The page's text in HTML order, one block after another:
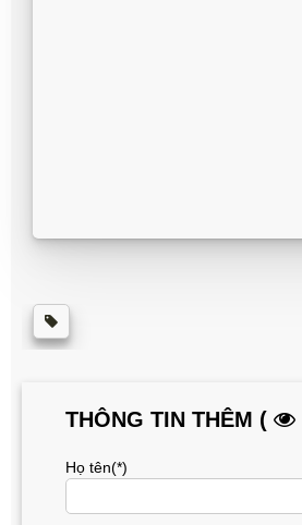
THÔNG TIN THÊM (
Họ tên(*)